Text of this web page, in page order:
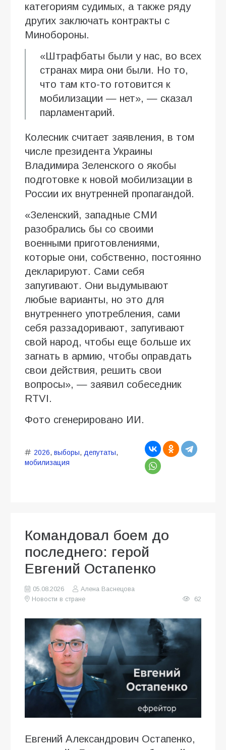
категориям судимых, а также ряду
других заключать контракты с
Минобороны.
«Штрафбаты были у нас, во всех
странах мира они были. Но то,
что там кто-то готовится к
мобилизации — нет», — сказал
парламентарий.
Колесник считает заявления, в том
числе президента Украины
Владимира Зеленского о якобы
подготовке к новой мобилизации в
России их внутренней пропагандой.
«Зеленский, западные СМИ
разобрались бы со своими
военными приготовлениями,
которые они, собственно, постоянно
декларируют. Сами себя
запугивают. Они выдумывают
любые варианты, но это для
внутреннего употребления, сами
себя раззадоривают, запугивают
свой народ, чтобы еще больше их
загнать в армию, чтобы оправдать
свои действия, решить свои
вопросы», — заявил собеседник
RTVI.
Фото сгенерировано ИИ.
2026, выборы, депутаты,
мобилизация
Командовал боем до
последнего: герой
Евгений Остапенко
05.08.2026
Алена Васнецова
Новости в стране
62
Евгений Александрович Остапенко,